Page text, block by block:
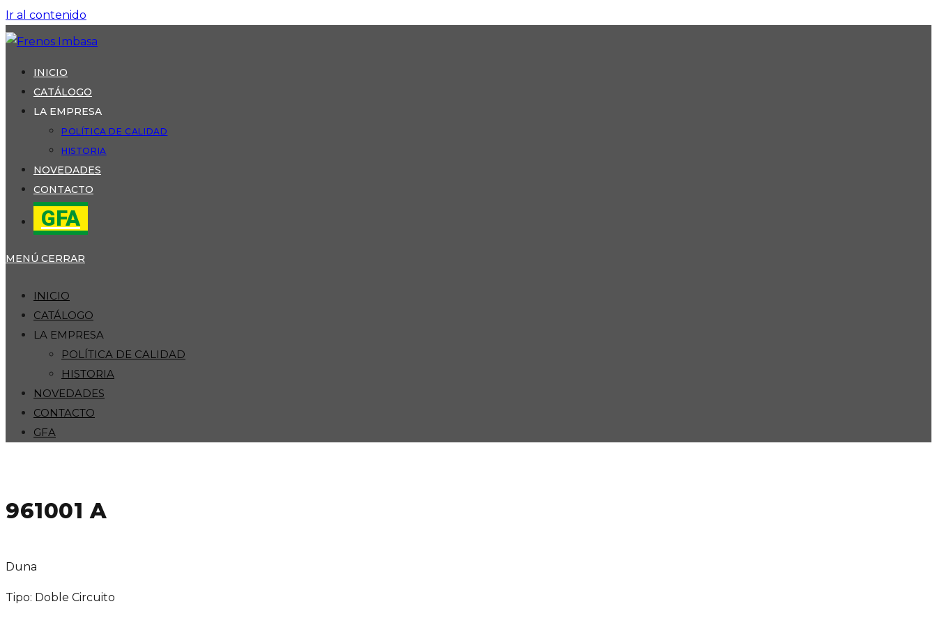
Ir al contenido
INICIO
CATÁLOGO
LA EMPRESA
POLÍTICA DE CALIDAD
HISTORIA
NOVEDADES
CONTACTO
GFA
MENÚ CERRAR
INICIO
CATÁLOGO
LA EMPRESA
POLÍTICA DE CALIDAD
HISTORIA
NOVEDADES
CONTACTO
GFA
961001 A
Duna
Tipo: Doble Circuito